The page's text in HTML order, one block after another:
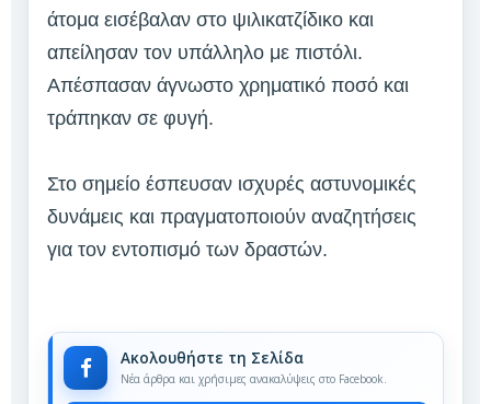
άτομα εισέβαλαν στο ψιλικατζίδικο και
απείλησαν τον υπάλληλο με πιστόλι.
Απέσπασαν άγνωστο χρηματικό ποσό και
τράπηκαν σε φυγή.
Στο σημείο έσπευσαν ισχυρές αστυνομικές
δυνάμεις και πραγματοποιούν αναζητήσεις
για τον εντοπισμό των δραστών.
Ακολουθήστε τη Σελίδα
Νέα άρθρα και χρήσιμες ανακαλύψεις στο Facebook.